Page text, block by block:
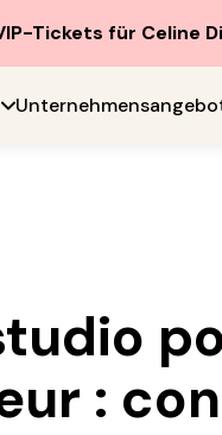
Tickets für Celine
: